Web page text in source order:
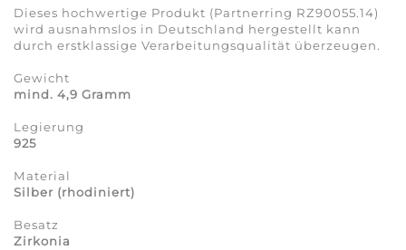
Dieses hochwertige Produkt (Partnerring RZ90055.14)
wird ausnahmslos in Deutschland hergestellt kann
durch erstklassige Verarbeitungsqualität überzeugen.
Gewicht
mind. 4,9 Gramm
Legierung
925
Material
Silber (rhodiniert)
Besatz
Zirkonia